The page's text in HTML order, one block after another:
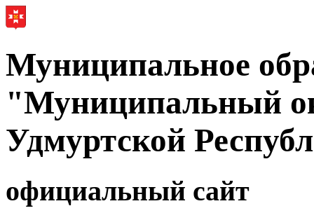
Муниципальное
"Муниципальный
Удмуртской
официальный сайт